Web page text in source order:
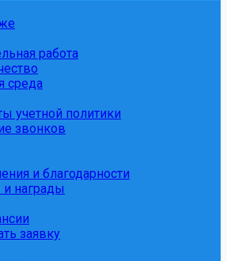
работа
среда
учетной политики
звонков
и благодарности
награды
заявку